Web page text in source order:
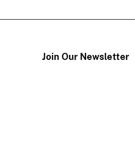
Join Our Newsletter